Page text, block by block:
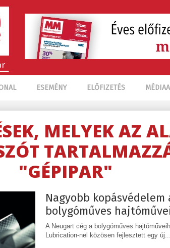
ESEMÉNY ELŐFIZETÉS
MELYEK AZ
"GÉPIPAR"
Nagyobb kopásvédelem
bolygóműves
A Neugart cég a bolygóműves
Lubrication-nel közösen fejlesztett egy új...